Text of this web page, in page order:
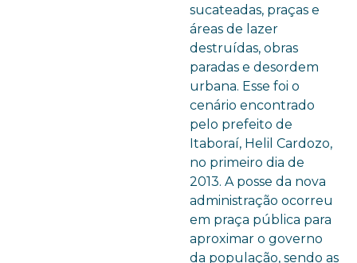
sucateadas, praças e
áreas de lazer
destruídas, obras
paradas e desordem
urbana. Esse foi o
cenário encontrado
pelo prefeito de
Itaboraí, Helil Cardozo,
no primeiro dia de
2013. A posse da nova
administração ocorreu
em praça pública para
aproximar o governo
da população, sendo as